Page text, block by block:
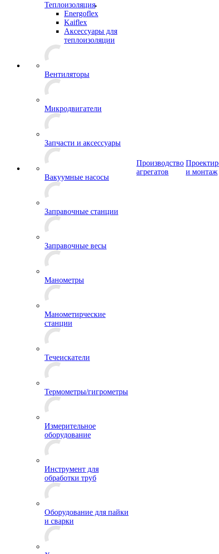
Теплоизоляция
Energoflex
Kaiflex
Аксессуары для
теплоизоляции
Вентиляторы
Микродвигатели
Запчасти и аксессуары
Вакуумные насосы
Заправочные станции
Заправочные весы
Манометры
Манометирческие
станции
Течеискатели
Термометры/гигрометры
Измерительное
оборудование
Инструмент для
обработки труб
Оборудование для пайки
и сварки
Производство
агрегатов
и монтаж